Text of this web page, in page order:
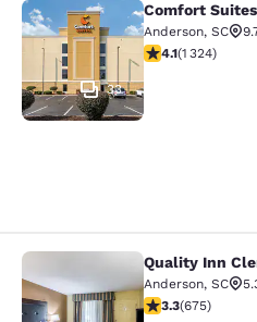
Comfort Suites
33
Comfort
Anderson, SC
4.14 étoiles. Très
4.1(1 324)
Quality InnQuality Inn
Anderson, SC
3.34 étoiles. Bien.
3.3(675)